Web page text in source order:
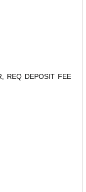
REQ DEPOSIT FEE